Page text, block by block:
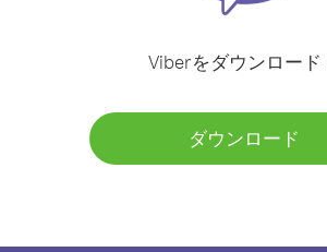
Viberをダウンロード
ダウンロード